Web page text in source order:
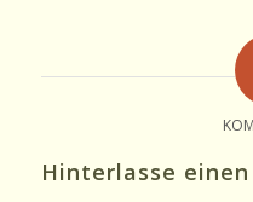
Hinterlasse